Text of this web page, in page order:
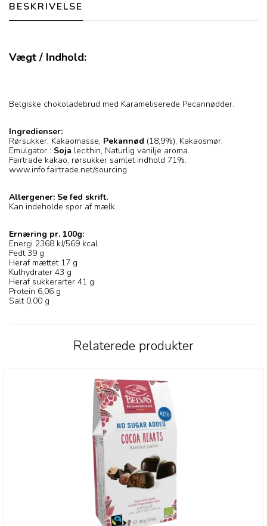
BESKRIVELSE
Vægt / Indhold:
Belgiske chokoladebrud med Karameliserede Pecannødder.
Ingredienser:
Rørsukker, Kakaomasse, Pekannød (18,9%), Kakaosmør,
Emulgator : Soja lecithin, Naturlig vanilje aroma.
Fairtrade kakao, rørsukker samlet indhold 71%.
www.info.fairtrade.net/sourcing
Allergener: Se fed skrift.
Kan indeholde spor af mælk.
Ernæring pr. 100g:
Energi 2368 kJ/569 kcal
Fedt 39 g
Heraf mættet 17 g
Kulhydrater 43 g
Heraf sukkerarter 41 g
Protein 6,06 g
Salt 0,00 g
Relaterede produkter